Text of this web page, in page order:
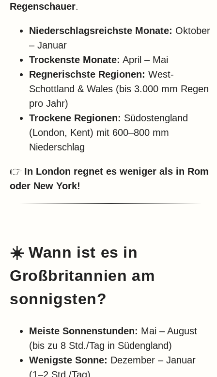
Regenschauer.
Niederschlagsreichste Monate: Oktober
– Januar
Trockenste Monate: April – Mai
Regnerischste Regionen: West-
Schottland & Wales (bis 3.000 mm Regen
pro Jahr)
Trockene Regionen: Südostengland
(London, Kent) mit 600–800 mm
Niederschlag
👉 In London regnet es weniger als in Rom
oder New York!
☀️ Wann ist es in
Großbritannien am
sonnigsten?
Meiste Sonnenstunden: Mai – August
(bis zu 8 Std./Tag in Südengland)
Wenigste Sonne: Dezember – Januar
(1–2 Std./Tag)